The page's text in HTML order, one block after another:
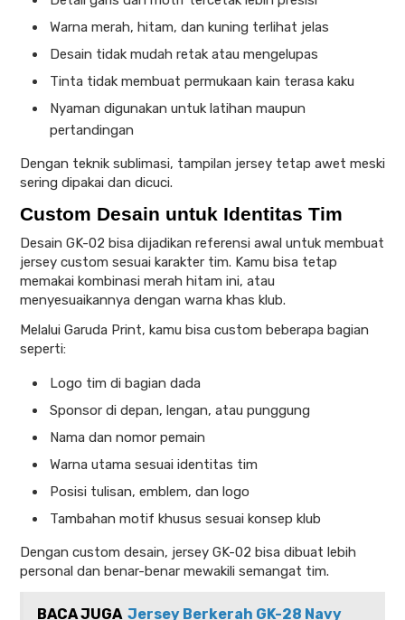
Warna merah, hitam, dan kuning terlihat jelas
Desain tidak mudah retak atau mengelupas
Tinta tidak membuat permukaan kain terasa kaku
Nyaman digunakan untuk latihan maupun
pertandingan
Dengan teknik sublimasi, tampilan jersey tetap awet meski
sering dipakai dan dicuci.
Custom Desain untuk Identitas Tim
Desain GK-02 bisa dijadikan referensi awal untuk membuat
jersey custom sesuai karakter tim. Kamu bisa tetap
memakai kombinasi merah hitam ini, atau
menyesuaikannya dengan warna khas klub.
Melalui Garuda Print, kamu bisa custom beberapa bagian
seperti:
Logo tim di bagian dada
Sponsor di depan, lengan, atau punggung
Nama dan nomor pemain
Warna utama sesuai identitas tim
Posisi tulisan, emblem, dan logo
Tambahan motif khusus sesuai konsep klub
Dengan custom desain, jersey GK-02 bisa dibuat lebih
personal dan benar-benar mewakili semangat tim.
BACA JUGA Jersey Berkerah GK-28 Navy